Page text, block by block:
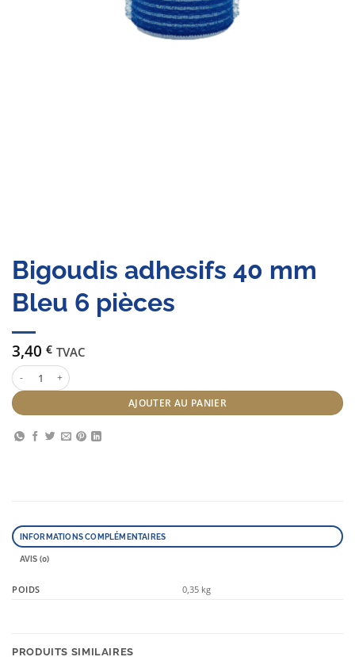
Bigoudis adhesifs 40 mm
Bleu 6 pièces
3,40 € TVAC
quantité de Bigoudis adhesifs 40 mm Bleu 6 pièces
AJOUTER AU PANIER
INFORMATIONS COMPLÉMENTAIRES
AVIS (0)
POIDS 0,35 kg
PRODUITS SIMILAIRES